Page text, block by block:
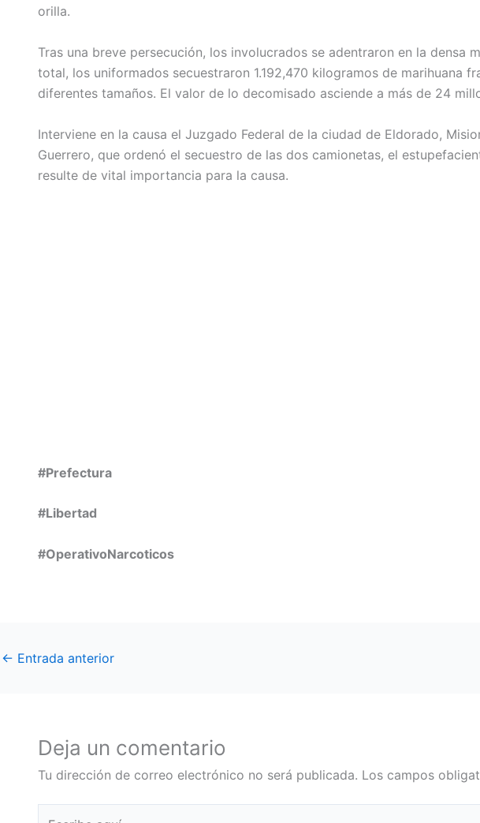
orilla.
Tras una breve persecución, los involucrados se adentraron en la densa
total, los uniformados secuestraron 1.192,470 kilogramos de marihuana
diferentes tamaños. El valor de lo decomisado asciende a más de 24
Interviene en la causa el Juzgado Federal de la ciudad de Eldorado,
Guerrero, que ordenó el secuestro de las dos camionetas, el
resulte de vital importancia para la causa.
#Prefectura
#Libertad
#OperativoNarcoticos
← Entrada anterior
Deja un comentario
Tu dirección de correo electrónico no será publicada. Los campos